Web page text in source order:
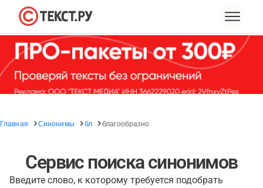
Главная Синонимы бл благообразно
Сервис поиска синонимов
Введите слово, к которому требуется подобрать